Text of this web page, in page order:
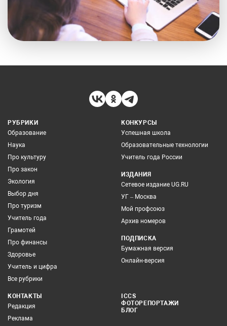
РУБРИКИ
Образование
Наука
Про культуру
Про закон
Экология
Выбор дня
Про туризм
Учитель года
Грамотей
Про финансы
Здоровье
Учитель и цифра
Все рубрики
КОНКУРСЫ
Успешная школа
Образовательные технологии
Учитель года России
ИЗДАНИЯ
Сетевое издание UG.RU
УГ – Москва
Мой профсоюз
Архив номеров
ПОДПИСКА
Бумажная версия
Онлайн-версия
КОНТАКТЫ
Редакция
Реклама
ICCS
ФОТОРЕПОРТАЖИ
БЛОГ